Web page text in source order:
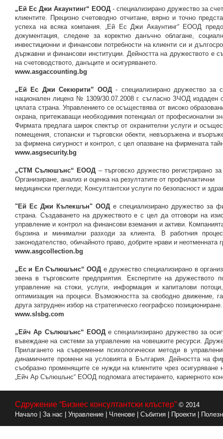
„Ей Ес Джи Акаунтинг“ ЕООД - специализирано дружество за
клиентите. Прецизно счетоводно отчитане, вярно и точно
успеха на всяка компания. „Ей Ес Джи Акаунтинг“ ЕООД
документация, следене за коректно данъчно облагане,
инвестиционни и финансови потребности на клиенти си и
държавни и финансови институции. Дейността на дружеството е
на счетоводството, данъците и осигуряването.
www.asgaccounting.bg
„Ей Ес Джи Секюрити” ООД - специализирано дружество за
национален лиценз № 1309/30.07.2008 г. съгласно ЗЧОД издаден
цялата страна. Управлението се осъществява от високо
охрана, притежаващи необходимия потенциал от професионални
Фирмата предлага широк спектър от охранителни услуги и
помещения, стопански и търговски обекти, невъоръжена и
за фирмена сигурност и контрол, с цел опазване на фирмената
www.asgsecurity.bg
„СТМ Сълюшънс“ ЕООД – търговско дружество регистрирано
Организиране, анализ и оценка на резултатите от профилактични
медицински прегледи; Консултантски услуги по безопасност и
"Ей Ес Джи Кълекшън" ООД е специализирано дружество за
страна. Създаването на дружеството е с цел да отговори на
управление и контрол на финансови вземания и активи.
бързина и минимални разходи за клиента. В работния
законодателство, обичайното право, добрите нрави и неотменната
www.asgcollection.bg
„Ес и Ел Сълюшънс“ ООД е дружество специализирано в
звена в търговските предприятия. Експертите на дружеството
управление на стоки, услуги, информация и капиталови
оптимизация на процеси. Възможността за свободно движение,
друга затруднен избор на стратегическо географско позициониране.
www.slsbg.com
„Ейч Ар Сълюшънс“ ЕООДе специализирано дружество за
въвеждане на системи за управление на човешките ресурси.
Прилагането на съвременни психологически методи в
динамичните промени на условията в България. Дейността на
съобразно променящите се нужди на клиентите чрез
„Ейч Ар Сълюшънс“ ЕООД подпомага атестирането, кариерното
Сдружение “Бизнес консултантски клъстер” © 2014
Начало
За нас Управление Членове Събития Проекти